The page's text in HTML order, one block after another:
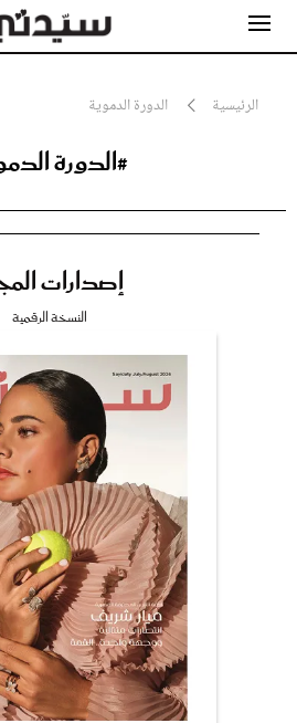
الرئيسية الدورة الدموية
#الدورة
إصدارات
النسخة الرقمية
جمال
صحة ورشاقة
عروس سيدتي